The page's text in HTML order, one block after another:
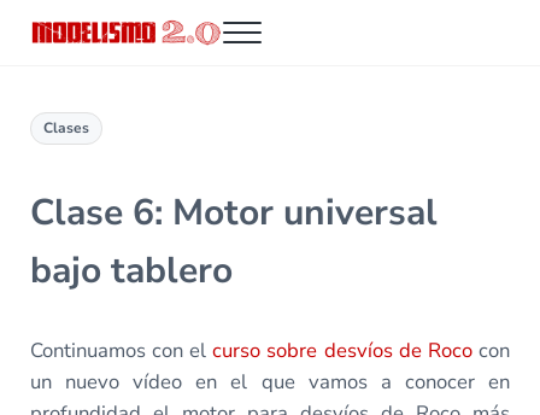
Menu
Clases
Clase 6: Motor universal
bajo tablero
Continuamos con elcurso sobre desvíos de Rococon
un nuevo vídeo en el que vamos a conocer en